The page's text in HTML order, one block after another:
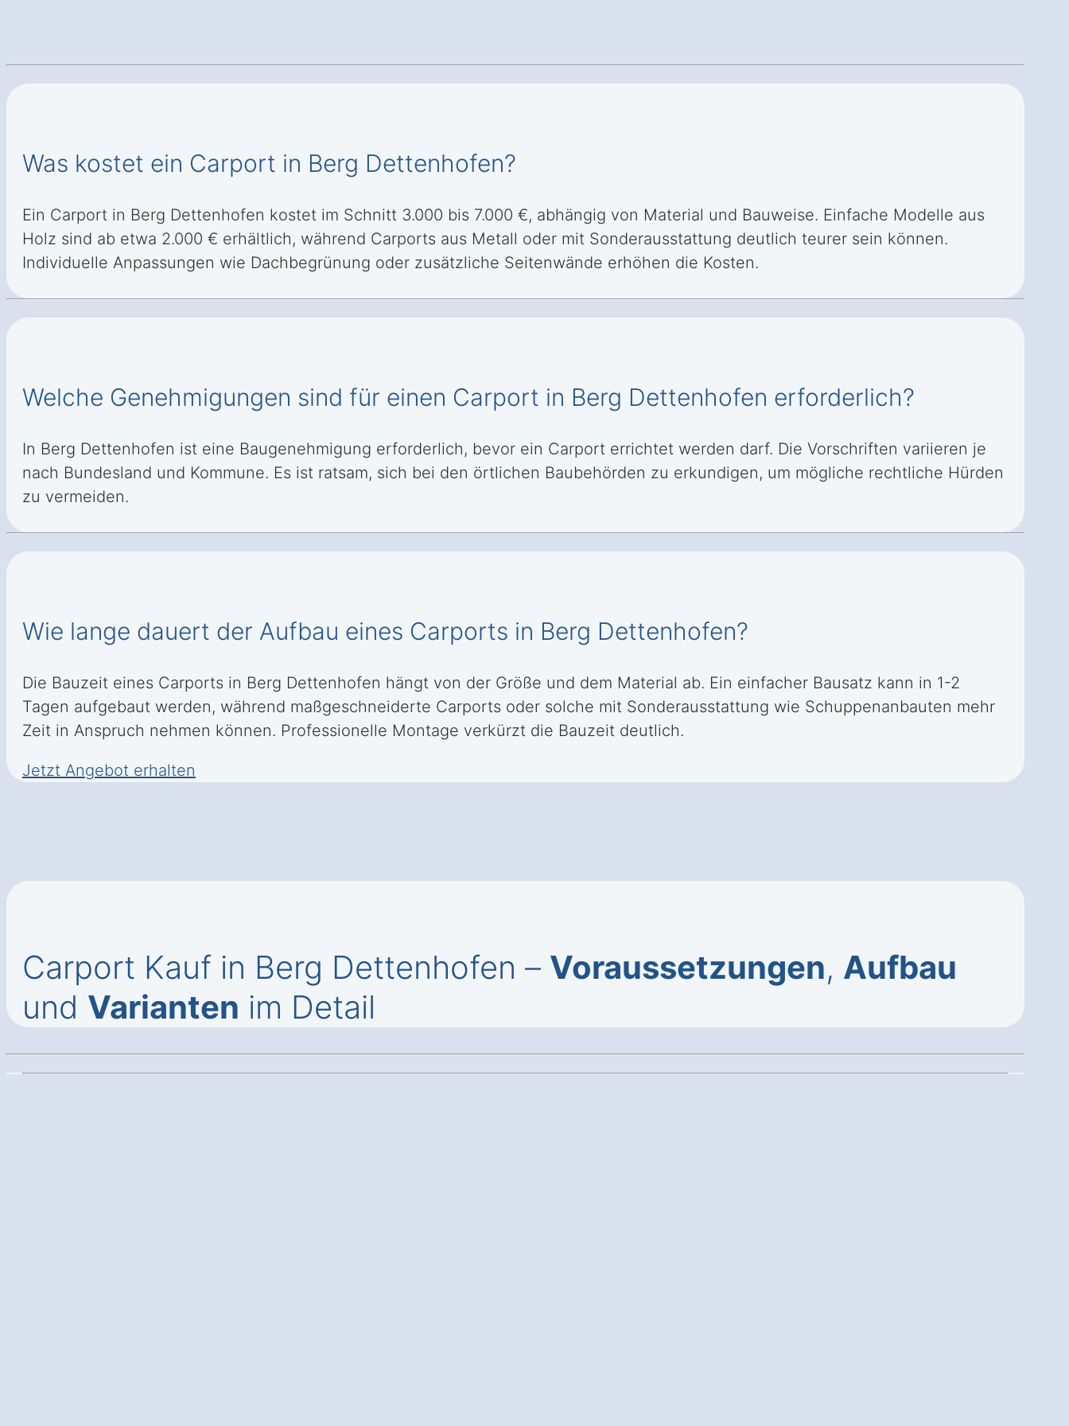
Was kostet ein Carport in Berg Dettenhofen?
Ein Carport in Berg Dettenhofen kostet im Schnitt 3.000 bis 7.000 €, abhängig von Material und Bauweise. Einfache Modelle aus
Holz sind ab etwa 2.000 € erhältlich, während Carports aus Metall oder mit Sonderausstattung deutlich teurer sein können.
Individuelle Anpassungen wie Dachbegrünung oder zusätzliche Seitenwände erhöhen die Kosten.
Welche Genehmigungen sind für einen Carport in Berg Dettenhofen erforderlich?
In Berg Dettenhofen ist eine Baugenehmigung erforderlich, bevor ein Carport errichtet werden darf. Die Vorschriften variieren je
nach Bundesland und Kommune. Es ist ratsam, sich bei den örtlichen Baubehörden zu erkundigen, um mögliche rechtliche Hürden
zu vermeiden.
Wie lange dauert der Aufbau eines Carports in Berg Dettenhofen?
Die Bauzeit eines Carports in Berg Dettenhofen hängt von der Größe und dem Material ab. Ein einfacher Bausatz kann in 1-2
Tagen aufgebaut werden, während maßgeschneiderte Carports oder solche mit Sonderausstattung wie Schuppenanbauten mehr
Zeit in Anspruch nehmen können. Professionelle Montage verkürzt die Bauzeit deutlich.
Jetzt Angebot erhalten
Carport Kauf in Berg Dettenhofen – Voraussetzungen, Aufbau
und Varianten im Detail